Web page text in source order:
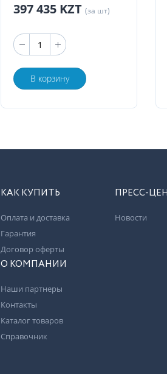
397 435 KZT (за шт)
В корзину
КАК КУПИТЬ
Оплата и доставка
Гарантия
Договор оферты
ПРЕСС-
Новости
О КОМПАНИИ
Наши партнеры
Контакты
Каталог товаров
Справочник